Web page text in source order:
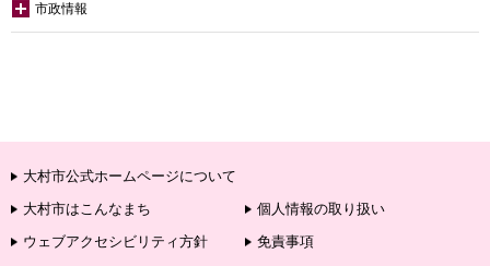
市政情報
大村市公式ホームページについて
大村市はこんなまち
個人情報の取り扱い
ウェブアクセシビリティ方針
免責事項